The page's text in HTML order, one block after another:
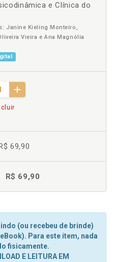
e Clínica do
Janine Kieling Monteiro,
Vieira e Ana Magnólia
69,90
R$ 69,90
(ou recebeu de brinde)
Para este item, nada
fisicamente.
E LEITURA EM